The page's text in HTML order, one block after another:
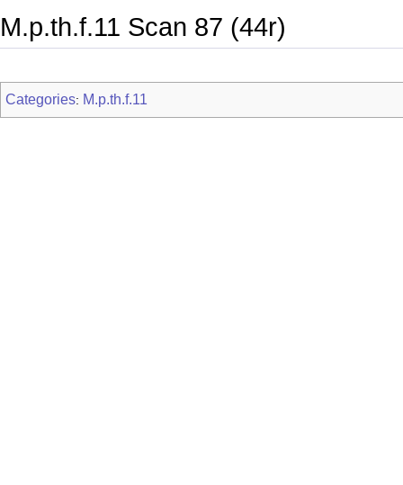
M.p.th.f.11 Scan 87 (44r)
Categories: M.p.th.f.11